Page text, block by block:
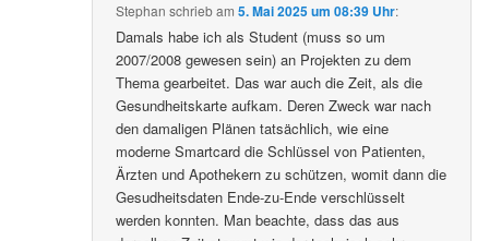
Stephan schriebam5. Mai 2025 um 08:39 Uhr:
Damals habe ich als Student (muss so um
2007/2008 gewesen sein) an Projekten zu dem
Thema gearbeitet. Das war auch die Zeit, als die
Gesundheitskarte aufkam. Deren Zweck war nach
den damaligen Plänen tatsächlich, wie eine
moderne Smartcard die Schlüssel von Patienten,
Ärzten und Apothekern zu schützen, womit dann die
Gesudheitsdaten Ende-zu-Ende verschlüsselt
werden konnten. Man beachte, dass das aus